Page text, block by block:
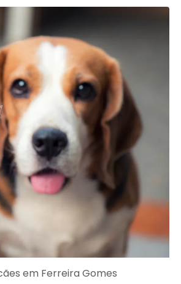
em Ferreira Gomes